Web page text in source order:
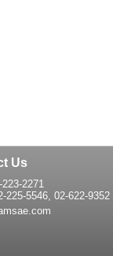
Us
2271
225-5546, 02-622-9352